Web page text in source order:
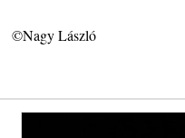
©Nagy László